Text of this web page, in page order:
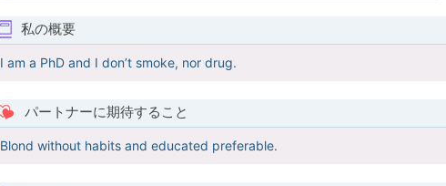
私の概要
I am a PhD and I don’t smoke, nor drug.
パートナーに期待すること
Blond without habits and educated preferable.